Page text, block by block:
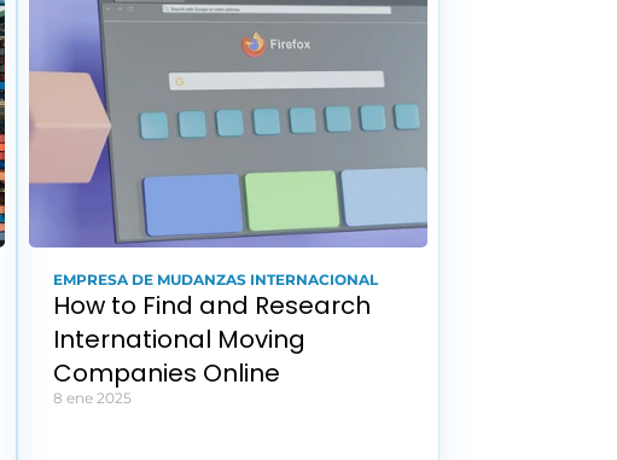
EMPRESA DE MUDANZAS INTERNACIONAL
How to Find and Research
International Moving
Companies Online
8 ene 2025